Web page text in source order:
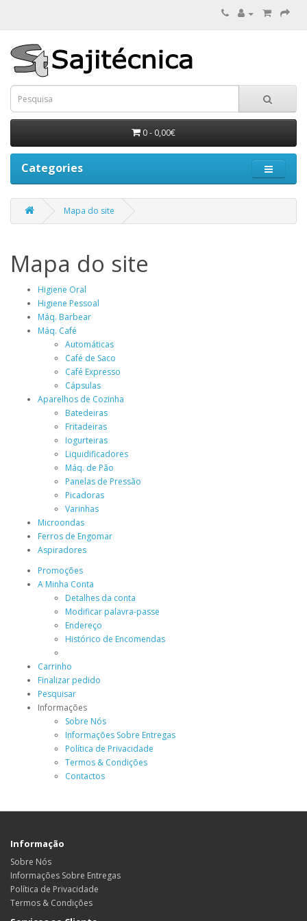
0 - 0,00€
Categories
Mapa do site
Mapa do site
Higiene Oral
Higiene Pessoal
Máq. Barbear
Máq. Café
Automáticas
Café de Saco
Café Expresso
Cápsulas
Aparelhos de Cozinha
Batedeiras
Fritadeiras
Iogurteiras
Liquidificadores
Máq. de Pão
Panelas de Pressão
Picadoras
Varinhas
Microondas
Ferros de Engomar
Aspiradores
Promoções
A Minha Conta
Detalhes da conta
Modificar palavra-passe
Endereço
Histórico de Encomendas
Carrinho
Finalizar pedido
Pesquisar
Informações
Sobre Nós
Informações Sobre Entregas
Política de Privacidade
Termos & Condições
Contactos
Informação
Sobre Nós
Informações Sobre Entregas
Política de Privacidade
Termos & Condições